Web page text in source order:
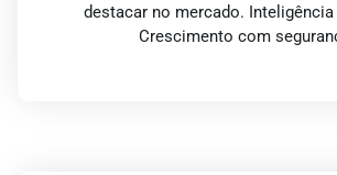
destacar no mercado.
Crescimento com